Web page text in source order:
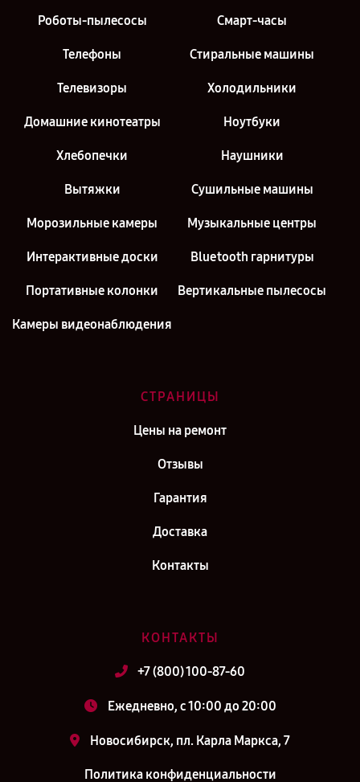
Роботы-пылесосы Смарт-часы
Телефоны Стиральные машины
Телевизоры Холодильники
Домашние кинотеатры Ноутбуки
Хлебопечки Наушники
Вытяжки Сушильные машины
Морозильные камеры Музыкальные центры
Интерактивные доски Bluetooth гарнитуры
Портативные колонки Вертикальные пылесосы
Камеры видеонаблюдения
СТРАНИЦЫ
Цены на ремонт
Отзывы
Гарантия
Доставка
Контакты
КОНТАКТЫ
+7 (800) 100-87-60
Ежедневно, с 10:00 до 20:00
Новосибирск, пл. Карла Маркса, 7
Политика конфиденциальности